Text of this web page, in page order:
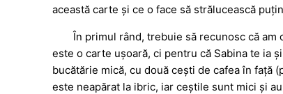
această carte și ce o face să strălucească
În primul rând, trebuie să recunosc că
este o carte ușoară, ci pentru că Sabina te ia
bucătărie mică, cu două cești de cafea în față
este neapărat la ibric, iar ceștile sunt mici și